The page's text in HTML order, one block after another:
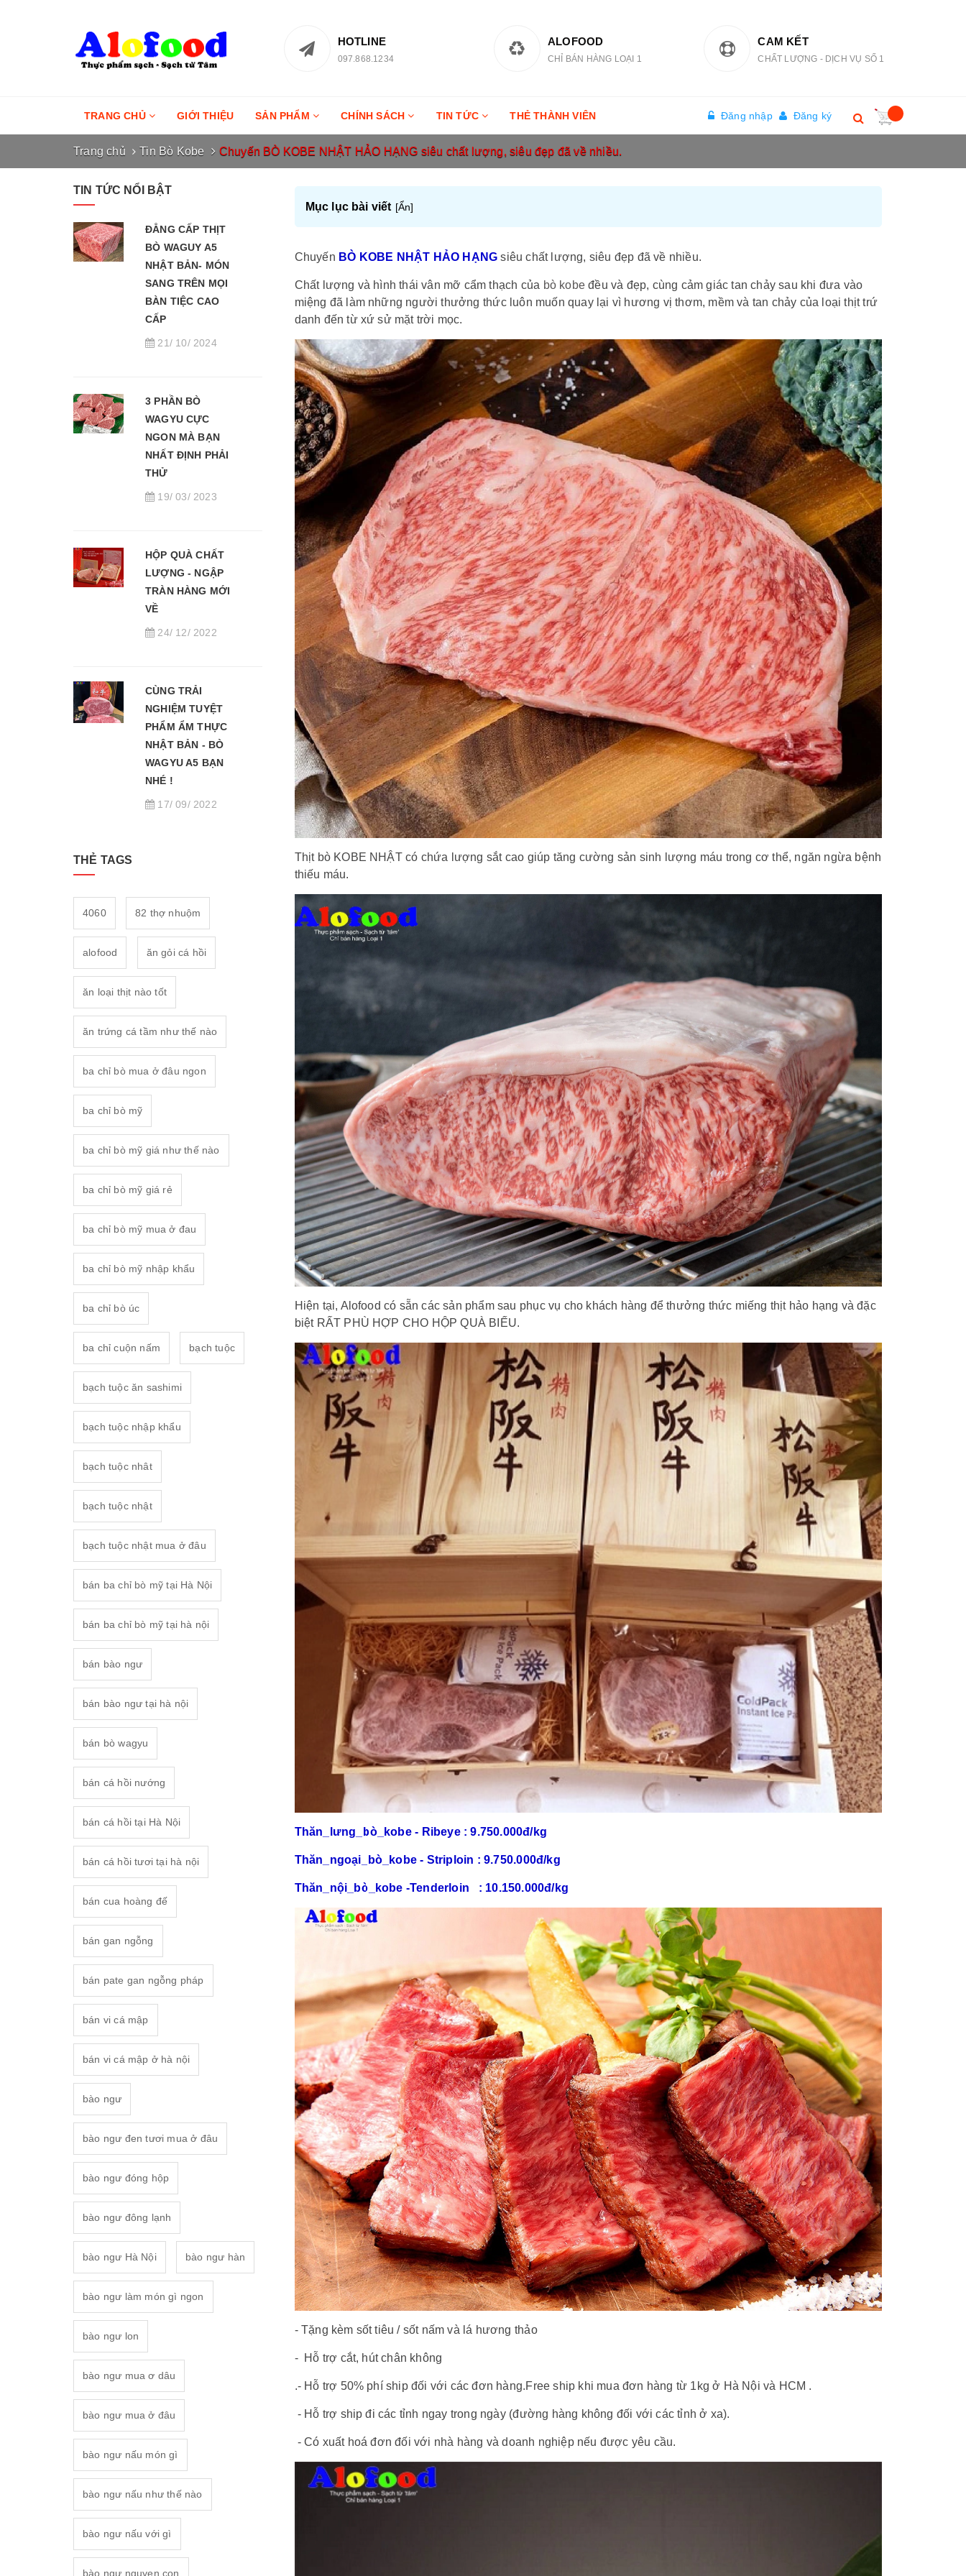
HOTLINE
097.868.1234
ALOFOOD
CHỈ BÁN HÀNG LOẠI 1
CAM KẾT
CHẤT LƯỢNG - DỊCH VỤ SỐ 1
TRANG CHỦ GIỚI THIỆU SẢN PHẨM CHÍNH SÁCH TIN TỨC THẺ THÀNH VIÊN Đăng nhập Đăng ký
Trang chủ Tin Bò Kobe Chuyến BÒ KOBE NHẬT HẢO HẠNG siêu chất lượng, siêu đẹp đã về nhiều.
Mục lục bài viết [Ẩn]
Chuyến BÒ KOBE NHẬT HẢO HẠNG siêu chất lượng, siêu đẹp đã về nhiều.
Chất lượng và hình thái vân mỡ cẩm thạch của bò kobeđều và đẹp, cùng cảm giác tan chảy sau khi đưa vào
miệng đã làm những người thưởng thức luôn muốn quay lại vì hương vị thơm, mềm và tan chảy của loại thịt trứ
danh đến từ xứ sử mặt trời mọc.
Thịt bò KOBE NHẬT có chứa lượng sắt cao giúp tăng cường sản sinh lượng máu trong cơ thể, ngăn ngừa bệnh
thiếu máu.
Hiện tại, Alofood có sẵn các sản phẩm sau phục vụ cho khách hàng để thưởng thức miếng thịt hảo hạng và đặc
biệt RẤT PHÙ HỢP CHO HỘP QUÀ BIẾU.
Thăn_lưng_bò_kobe- Ribeye : 9.750.000đ/kg
Thăn_ngoại_bò_kobe - Striploin : 9.750.000đ/kg
Thăn_nội_bò_kobe -Tenderloin : 10.150.000đ/kg
- Tặng kèm sốt tiêu / sốt nấm và lá hương thảo
- Hỗ trợ cắt, hút chân không
.- Hỗ trợ 50% phí ship đối với các đơn hàng.Free ship khi mua đơn hàng từ 1kg ở Hà Nội và HCM .
- Hỗ trợ ship đi các tỉnh ngay trong ngày (đường hàng không đối với các tỉnh ở xa).
- Có xuất hoá đơn đối với nhà hàng và doanh nghiệp nếu được yêu cầu.
TIN TỨC NỔI BẬT
ĐẲNG CẤP THỊT
BÒ WAGUY A5
NHẬT BẢN- MÓN
SANG TRÊN MỌI
BÀN TIỆC CAO
CẤP
21/ 10/ 2024
3 PHẦN BÒ
WAGYU CỰC
NGON MÀ BẠN
NHẤT ĐỊNH PHẢI
THỬ
19/ 03/ 2023
HỘP QUÀ CHẤT
LƯỢNG - NGẬP
TRÀN HÀNG MỚI
VỀ
24/ 12/ 2022
CÙNG TRẢI
NGHIỆM TUYỆT
PHẨM ẨM THỰC
NHẬT BẢN - BÒ
WAGYU A5 BẠN
NHÉ !
17/ 09/ 2022
THẺ TAGS
4060 82 thợ nhuộm
alofood ăn gỏi cá hồi
ăn loại thịt nào tốt
ăn trứng cá tầm như thế nào
ba chỉ bò mua ở đâu ngon
ba chỉ bò mỹ
ba chỉ bò mỹ giá như thế nào
ba chỉ bò mỹ giá rẻ
ba chỉ bò mỹ mua ở đau
ba chỉ bò mỹ nhập khẩu
ba chỉ bò úc
ba chỉ cuộn nấm bạch tuộc
bạch tuộc ăn sashimi
bạch tuộc nhập khẩu
bạch tuộc nhât
bạch tuộc nhật
bạch tuộc nhật mua ở đâu
bán ba chỉ bò mỹ tại Hà Nội
bán ba chỉ bò mỹ tại hà nội
bán bào ngư
bán bào ngư tại hà nội
bán bò wagyu
bán cá hồi nướng
bán cá hồi tại Hà Nội
bán cá hồi tươi tại hà nội
bán cua hoàng đế
bán gan ngỗng
bán pate gan ngỗng pháp
bán vi cá mập
bán vi cá mập ở hà nội
bào ngư
bào ngư đen tươi mua ở đâu
bào ngư đóng hộp
bào ngư đông lạnh
bào ngư Hà Nội bào ngư hàn
bào ngư làm món gì ngon
bào ngư lon
bào ngư mua ơ dâu
bào ngư mua ở đâu
bào ngư nấu món gì
bào ngư nấu như thế nào
bào ngư nấu với gì
bào ngư nguyen con